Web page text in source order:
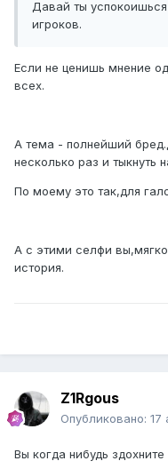
Давай ты
игроков.
Если не ценишь мнение
всех.
А тема - полнейший
несколько раз и тыкнуть
По моему это так,для
А с этими селфи
история.
Z1Rgous
Опубликовано: 17
Вы когда нибудь